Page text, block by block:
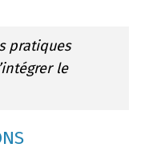
pratiques
le